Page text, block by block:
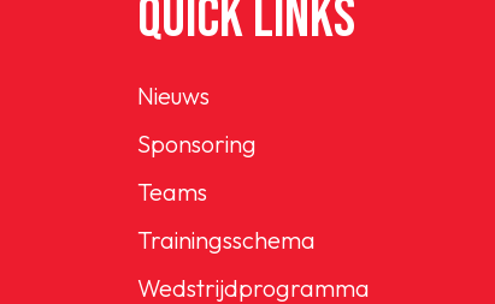
QUICK LINKS
Nieuws
Sponsoring
Teams
Trainingsschema
Wedstrijdprogramma